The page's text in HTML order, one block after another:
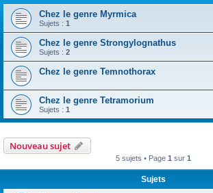
Chez le genre Myrmica
Sujets : 1
Chez le genre Strongylognathus
Sujets : 2
Chez le genre Temnothorax
Chez le genre Tetramorium
Sujets : 1
Nouveau sujet
5 sujets • Page 1 sur 1
Sujets